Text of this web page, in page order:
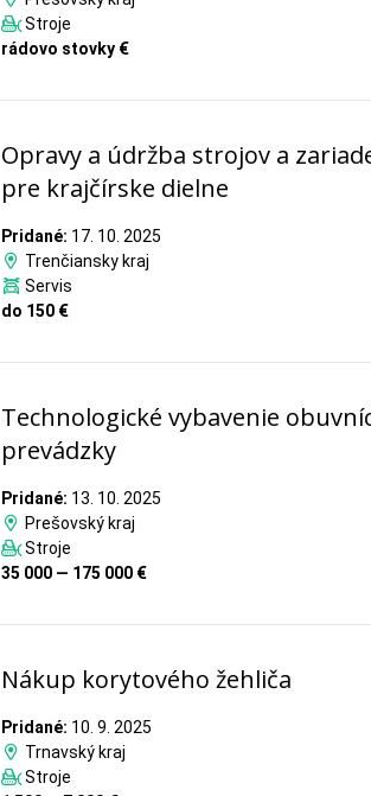
Stroje
rádovo stovky €
Opravy a údržba strojov a
pre krajčírske dielne
Pridané: 17. 10. 2025
Trenčiansky kraj
Servis
do 150 €
Technologické vybavenie
prevádzky
Pridané: 13. 10. 2025
Prešovský kraj
Stroje
35 000 — 175 000 €
Nákup korytového žehliča
Pridané: 10. 9. 2025
Trnavský kraj
Stroje